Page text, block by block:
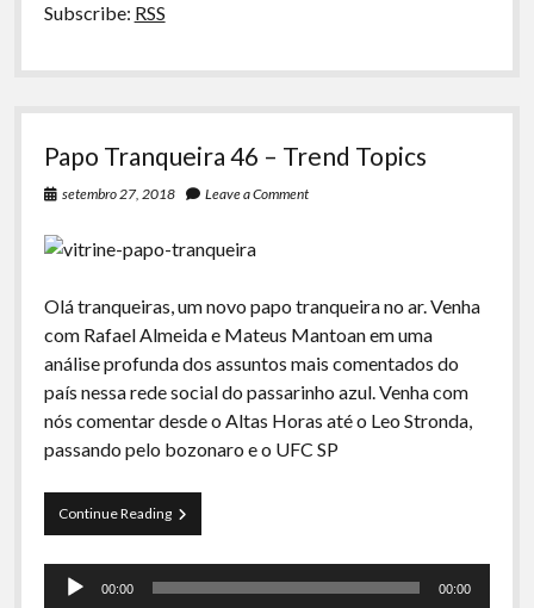
Subscribe: RSS
Papo Tranqueira 46 – Trend Topics
setembro 27, 2018 Leave a Comment
Olá tranqueiras, um novo papo tranqueira no ar. Venha
com Rafael Almeida e Mateus Mantoan em uma
análise profunda dos assuntos mais comentados do
país nessa rede social do passarinho azul. Venha com
nós comentar desde o Altas Horas até o Leo Stronda,
passando pelo bozonaro e o UFC SP
Continue ReadingPapo
Tranqueira
Trend
Tocador
00:00 00:00